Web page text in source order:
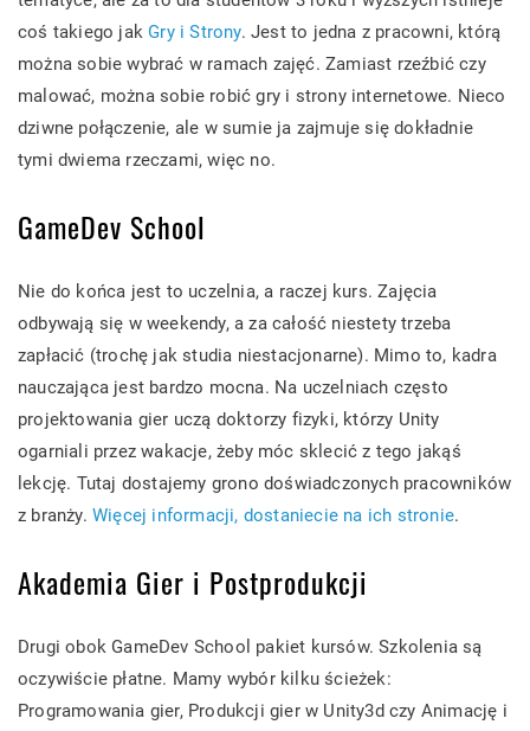
coś takiego jakGry i Strony. Jest to jedna z pracowni, którą
można sobie wybrać w ramach zajęć. Zamiast rzeźbić czy
malować, można sobie robić gry i strony internetowe. Nieco
dziwne połączenie, ale w sumie ja zajmuje się dokładnie
tymi dwiema rzeczami, więc no.
GameDev School
Nie do końca jest to uczelnia, a raczej kurs. Zajęcia
odbywają się w weekendy, a za całość niestety trzeba
zapłacić (trochę jak studia niestacjonarne). Mimo to, kadra
nauczająca jest bardzo mocna. Na uczelniach często
projektowania gier uczą doktorzy fizyki, którzy Unity
ogarniali przez wakacje, żeby móc sklecić z tego jakąś
lekcję. Tutaj dostajemy grono doświadczonych pracowników
z branży.Więcej informacji, dostaniecie na ich stronie.
Akademia Gier i Postprodukcji
Drugi obok GameDev School pakiet kursów. Szkolenia są
oczywiście płatne. Mamy wybór kilku ścieżek:
Programowania gier, Produkcji gier w Unity3d czy Animację i